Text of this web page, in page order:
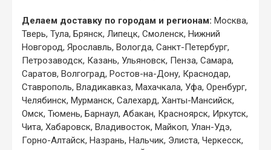
Делаем доставку по городам и регионам: Москва,
Тверь, Тула, Брянск, Липецк, Смоленск, Нижний
Новгород, Ярославль, Вологда, Санкт-Петербург,
Петрозаводск, Казань, Ульяновск, Пенза, Самара,
Саратов, Волгоград, Ростов-на-Дону, Краснодар,
Ставрополь, Владикавказ, Махачкала, Уфа, Оренбург,
Челябинск, Мурманск, Салехард, Ханты-Мансийск,
Омск, Тюмень, Барнаул, Абакан, Красноярск, Иркутск,
Чита, Хабаровск, Владивосток, Майкоп, Улан-Удэ,
Горно-Алтайск, Назрань, Нальчик, Элиста, Черкесск,